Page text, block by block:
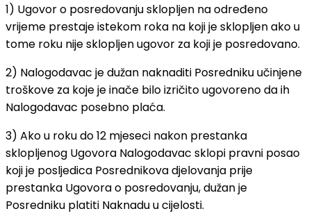
1) Ugovor o posredovanju sklopljen na određeno
vrijeme prestaje istekom roka na koji je sklopljen ako u
tome roku nije sklopljen ugovor za koji je posredovano.
2) Nalogodavac je dužan naknaditi Posredniku učinjene
troškove za koje je inače bilo izričito ugovoreno da ih
Nalogodavac posebno plaća.
3) Ako u roku do 12 mjeseci nakon prestanka
sklopljenog Ugovora Nalogodavac sklopi pravni posao
koji je posljedica Posrednikova djelovanja prije
prestanka Ugovora o posredovanju, dužan je
Posredniku platiti Naknadu u cijelosti.